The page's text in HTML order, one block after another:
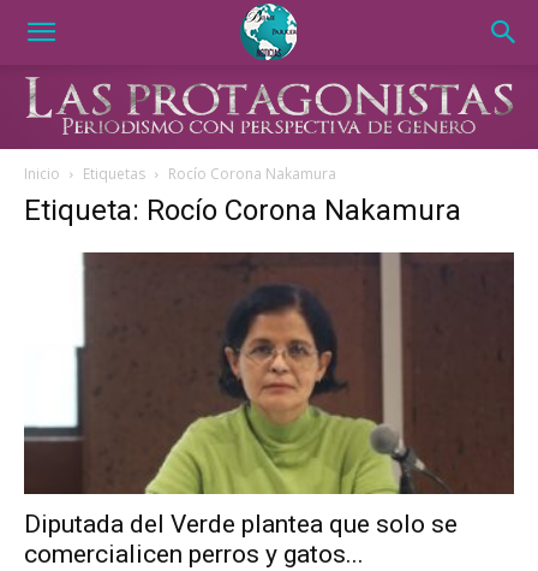
Inicio Etiquetas Rocío Corona Nakamura
Etiqueta: Rocío Corona Nakamura
Diputada del Verde plantea que solo se
comercialicen perros y gatos...